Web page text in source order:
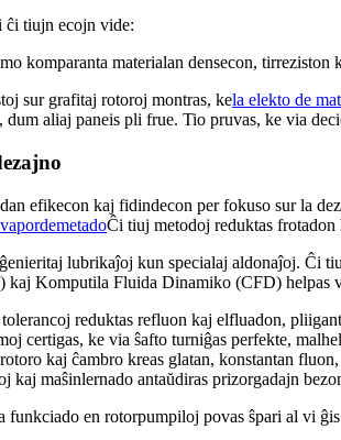
ĉi tiujn ecojn vide:
sur grafitaj rotoroj montras, kela elekto de
aliaj paneis pli frue. Tio pruvas, ke via
efikecon kaj fidindecon per fokuso sur la
Ĉi tiuj metodoj reduktas
lubrikaĵoj kun specialaj aldonaĵoj. Ĉi
kaj Komputila Fluida Dinamiko (CFD) helpas
reduktas refluon kaj elfluadon,
certigas, ke via ŝafto turniĝas perfekte,
kaj ĉambro kreas glatan, konstantan
kaj maŝinlernado antaŭdiras prizorgadajn
funkciado en rotorpumpiloj povas ŝpari al vi